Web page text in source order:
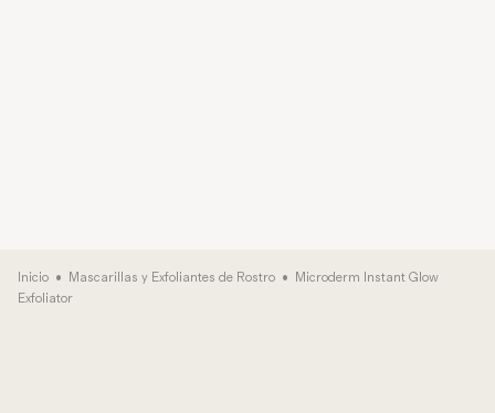
Inicio • Mascarillas y Exfoliantes de Rostro •
Microderm Instant Glow
Exfoliator